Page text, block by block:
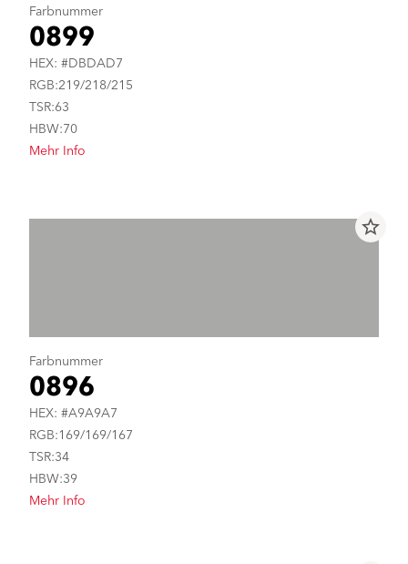
Farbnummer
0899
HEX: #DBDAD7
RGB:219/218/215
TSR:63
HBW:70
Mehr Info
Farbnummer
0896
HEX: #A9A9A7
RGB:169/169/167
TSR:34
HBW:39
Mehr Info
star_border